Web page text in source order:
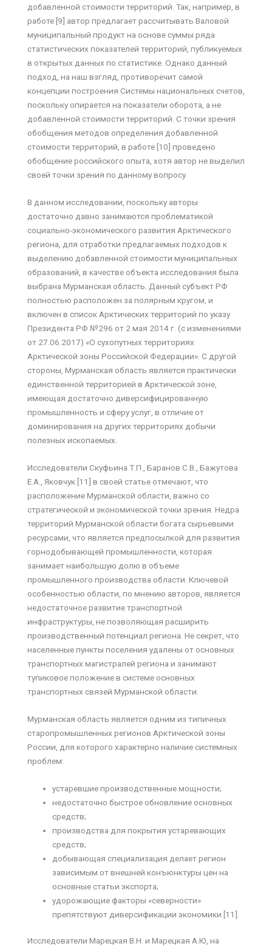
добавленной стоимости территорий. Так, например, в
работе [9] автор предлагает рассчитывать Валовой
муниципальный продукт на основе суммы ряда
статистических показателей территорий, публикуемых
в открытых данных по статистике. Однако данный
подход, на наш взгляд, противоречит самой
концепции построения Системы национальных счетов,
поскольку опирается на показатели оборота, а не
добавленной стоимости территорий. С точки зрения
обобщения методов определения добавленной
стоимости территорий, в работе [10] проведено
обобщение российского опыта, хотя автор не выделил
своей точки зрения по данному вопросу.
В данном исследовании, поскольку авторы
достаточно давно занимаются проблематикой
социально-экономического развития Арктического
региона, для отработки предлагаемых подходов к
выделению добавленной стоимости муниципальных
образований, в качестве объекта исследования была
выбрана Мурманская область. Данный субъект РФ
полностью расположен за полярным кругом, и
включен в список Арктических территорий по указу
Президента РФ №296 от 2 мая 2014 г. (с изменениями
от 27.06.2017) «О сухопутных территориях
Арктической зоны Российской Федерации». С другой
стороны, Мурманская область является практически
единственной территорией в Арктической зоне,
имеющая достаточно диверсифицированную
промышленность и сферу услуг, в отличие от
доминирования на других территориях добычи
полезных ископаемых.
Исследователи Скуфьина Т.П., Баранов С.В., Бажутова
Е.А., Яковчук [11] в своей статье отмечают, что
расположение Мурманской области, важно со
стратегической и экономической точки зрения. Недра
территорий Мурманской области богата сырьевыми
ресурсами, что является предпосылкой для развития
горнодобывающей промышленности, которая
занимает наибольшую долю в объеме
промышленного производства области. Ключевой
особенностью области, по мнению авторов, является
недостаточное развитие транспортной
инфраструктуры, не позволяющая расширить
производственный потенциал региона. Не секрет, что
населенные пункты поселения удалены от основных
транспортных магистралей региона и занимают
тупиковое положение в системе основных
транспортных связей Мурманской области.
Мурманская область является одним из типичных
старопромышленных регионов Арктической зоны
России, для которого характерно наличие системных
проблем:
устаревшие производственные мощности;
недостаточно быстрое обновление основных
средств;
производства для покрытия устаревающих
средств;
добывающая специализация делает регион
зависимым от внешней конъюнктуры цен на
основные статьи экспорта;
удорожающие факторы «северности»
препятствуют диверсификации экономики [11].
Исследователи Марецкая В.Н. и Марецкая А.Ю, на